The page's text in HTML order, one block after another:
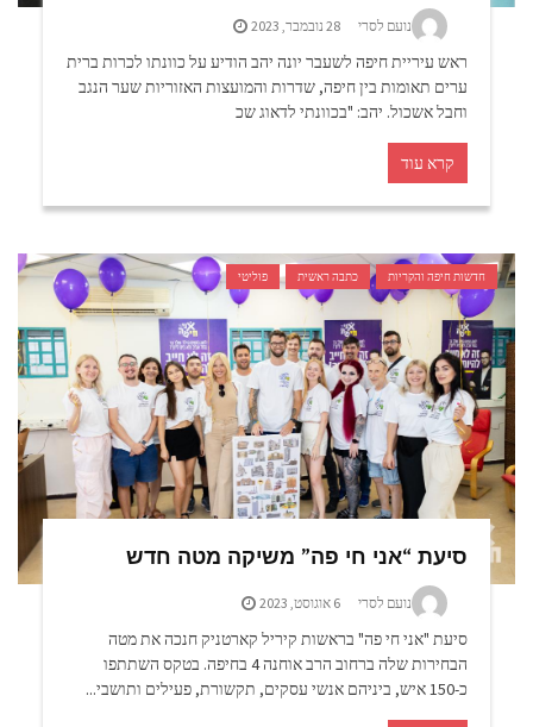
נועם לסרי 28 נובמבר, 2023
ראש עיריית חיפה לשעבר יונה יהב הודיע על כוונתו לכרות ברית
ערים תאומות בין חיפה, שדרות והמועצות האזוריות שער הנגב
וחבל אשכול. יהב: "בכוונתי לדאוג שכ
קרא עוד
חדשות חיפה והקריות כתבה ראשית פוליטי
סיעת “אני חי פה” משיקה מטה חדש
נועם לסרי 6 אוגוסט, 2023
סיעת "אני חי פה" בראשות קיריל קארטניק חנכה את מטה
הבחירות שלה ברחוב הרב אוחנה 4 בחיפה. בטקס השתתפו
כ-150 איש, ביניהם אנשי עסקים, תקשורת, פעילים ותושבי...